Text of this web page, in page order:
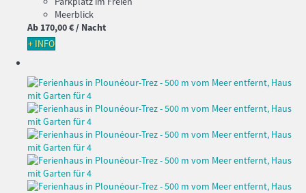
Meerblick
Ab 170,00 €/ Nacht
+ INFO